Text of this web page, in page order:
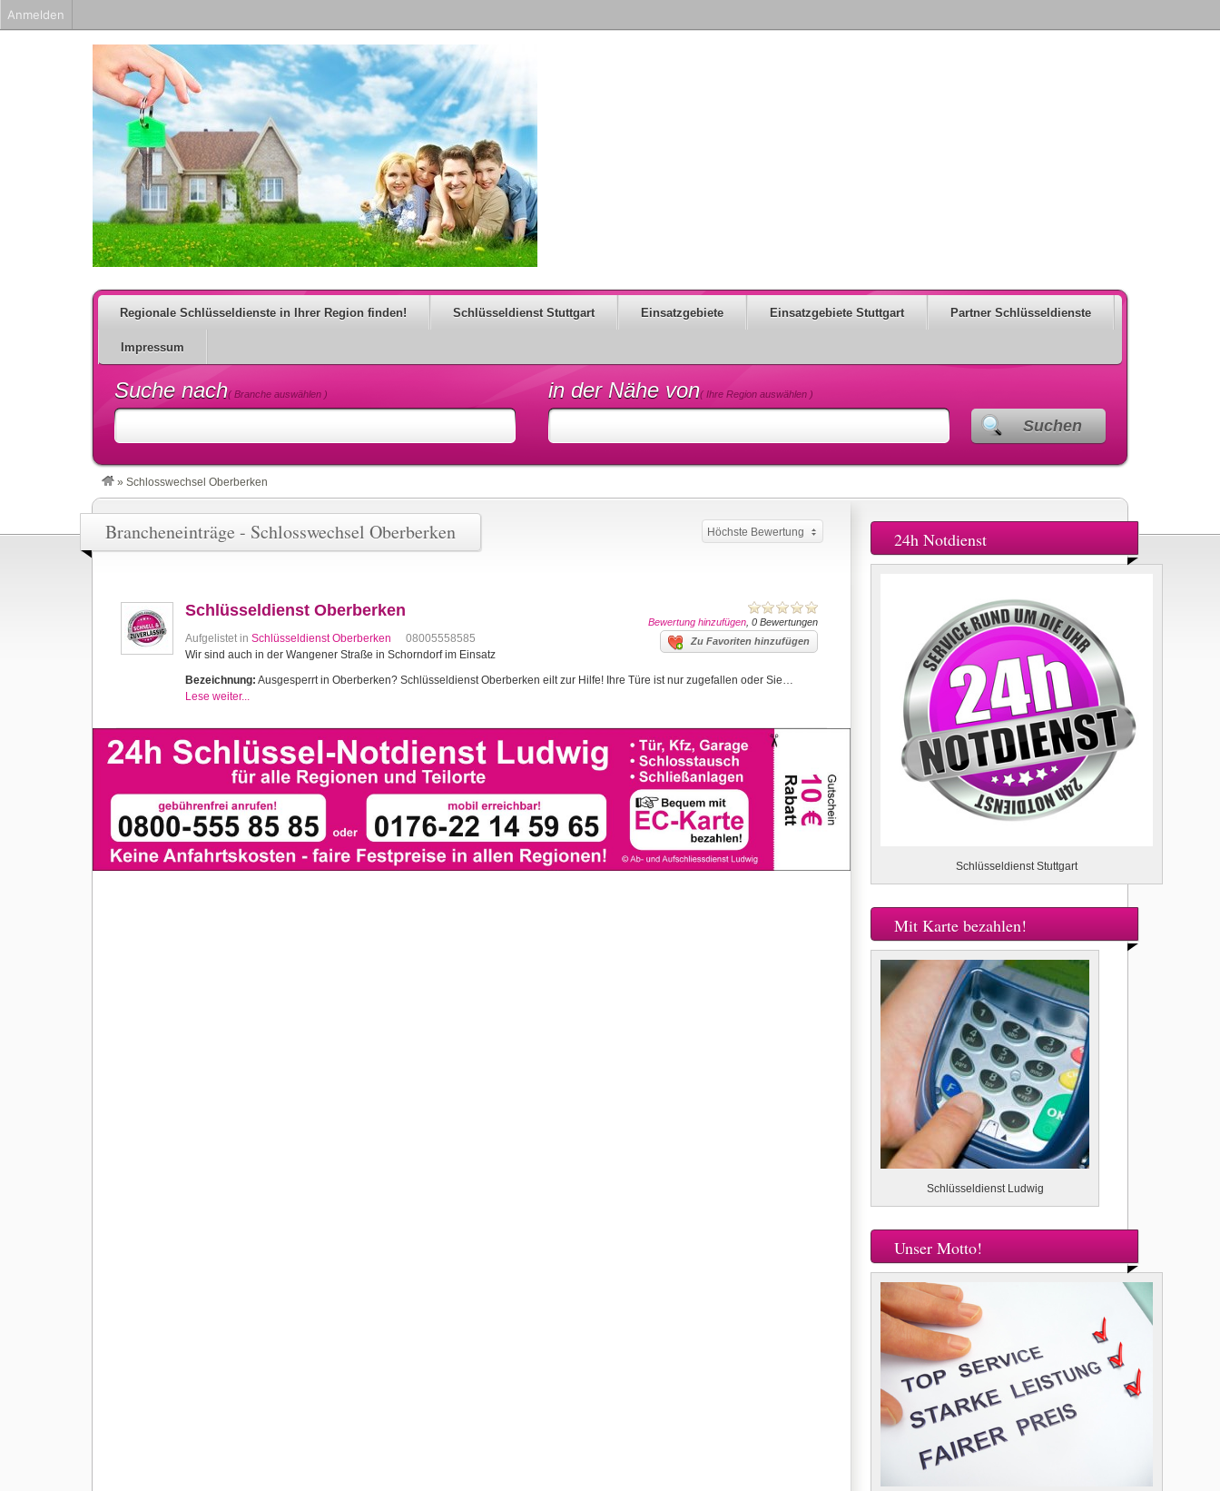
Regionale Schlüsseldienste in Ihrer Region finden! Schlüsseldienst Stuttgart Einsatzgebiete Einsatzgebiete Stuttgart Partner Schlüsseldienste
Impressum
Suche nach( Branche auswählen ) in der Nähe von( Ihre Region auswählen )
Suchen
» Schlosswechsel Oberberken
Brancheneinträge - Schlosswechsel Oberberken Höchste Bewertung
Bewertung hinzufügen , 0 Bewertungen
Schlüsseldienst Oberberken
Aufgelistet in Schlüsseldienst Oberberken Zu Favoriten hinzufügen
08005558585
Wir sind auch in der Wangener Straße in Schorndorf im Einsatz
Bezeichnung: Ausgesperrt in Oberberken? Schlüsseldienst Oberberken eilt zur Hilfe! Ihre Türe ist nur zugefallen oder Sie…
Lese weiter...
24h Notdienst
Schlüsseldienst Stuttgart
Mit Karte bezahlen!
Schlüsseldienst Ludwig
Unser Motto!
Anmelden